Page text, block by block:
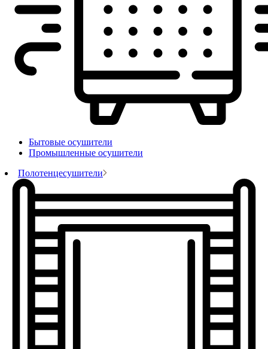
Бытовые осушители
Промышленные осушители
Полотенцесушители